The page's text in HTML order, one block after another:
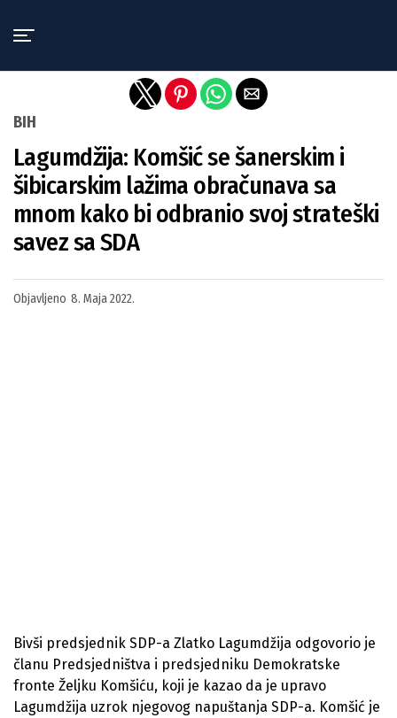
BIH
Lagumdžija: Komšić se šanerskim i
šibicarskim lažima obračunava sa
mnom kako bi odbranio svoj strateški
savez sa SDA
Objavljeno 8. Maja 2022.
Bivši predsjednik SDP-a Zlatko Lagumdžija odgovorio je
članu Predsjedništva i predsjedniku Demokratske
fronte Željku Komšiću, koji je kazao da je upravo
Lagumdžija uzrok njegovog napuštanja SDP-a. Komšić je